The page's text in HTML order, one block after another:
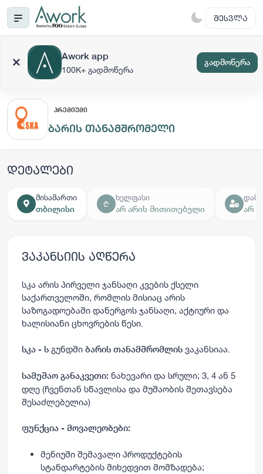
ᲨᲔᲡᲕᲚᲐ
Awork app
100K+ გადმოწერა
გადმოწერა
ᲞᲠᲔᲛᲘᲣᲛᲘ
ბარის თანამშრომელი
დეტალები
მისამართი
თბილისი
₾
ხელფასი
არ არის მითითებული
არ
ვაკანსიის აღწერა
სკა არის პირველი ჯანსაღი კვების ქსელი
საქართველოში, რომლის მისიაც არის
საზოგადოებაში დანერგოს ჯანსაღი, აქტიური და
ხალისიანი ცხოვრების წესი.
სკა - ს გუნდში ბარის თანამშრომლის ვაკანსიაა.
სამუშაო განაკვეთი: ნახევარი და სრული; 3, 4 ან 5
დღე (ჩვენთან სწავლისა და მუშაობის შეთავსება
შესაძლებელია)
ფუნქცია - მოვალეობები:
მენიუში შემავალი პროდუქტების
სტანდარტების მიხედვით მომზადება;